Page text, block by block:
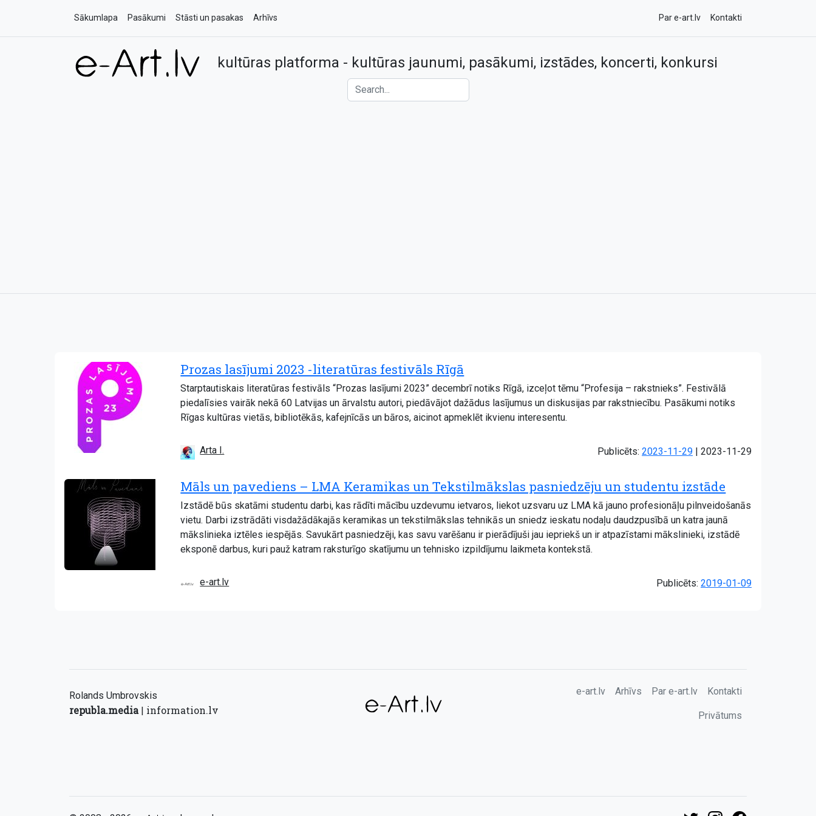
Sākumlapa Pasākumi Stāsti un pasakas Arhīvs Par e-art.lv Kontakti
kultūras platforma - kultūras jaunumi, pasākumi, izstādes, koncerti, konkursi
Prozas lasījumi 2023 -literatūras festivāls Rīgā
Starptautiskais literatūras festivāls “Prozas lasījumi 2023” decembrī notiks Rīgā, izceļot tēmu “Profesija – rakstnieks”. Festivālā
piedalīsies vairāk nekā 60 Latvijas un ārvalstu autori, piedāvājot dažādus lasījumus un diskusijas par rakstniecību. Pasākumi notiks
Rīgas kultūras vietās, bibliotēkās, kafejnīcās un bāros, aicinot apmeklēt ikvienu interesentu.
Arta I. Publicēts: 2023-11-29 Atjaunots:
2023-11-29
Māls un pavediens – LMA Keramikas un Tekstilmākslas pasniedzēju un studentu izstāde
Izstādē būs skatāmi studentu darbi, kas rādīti mācību uzdevumu ietvaros, liekot uzsvaru uz LMA kā jauno profesionāļu pilnveidošanās
vietu. Darbi izstrādāti visdažādākajās keramikas un tekstilmākslas tehnikās un sniedz ieskatu nodaļu daudzpusībā un katra jaunā
mākslinieka iztēles iespējās. Savukārt pasniedzēji, kas savu varēšanu ir pierādījuši jau iepriekš un ir atpazīstami mākslinieki, izstādē
eksponē darbus, kuri pauž katram raksturīgo skatījumu un tehnisko izpildījumu laikmeta kontekstā.
e-art.lv Publicēts: 2019-01-09
Rolands Umbrovskis
republa.media| information.lv
e-art.lv Arhīvs Par e-art.lv Kontakti
Privātums